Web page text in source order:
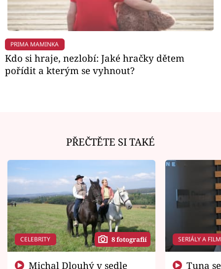
PRIMA MAMINKA
Kdo si hraje, nezlobí: Jaké hračky dětem
pořídit a kterým se vyhnout?
PŘEČTĚTE SI TAKÉ
CELEBRITY 8 fotografií SERIÁLY A